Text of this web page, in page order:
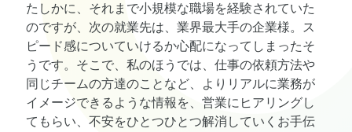
たしかに、それまで小規模な職場を経験されていた
のですが、次の就業先は、業界最大手の企業様。ス
ピード感についていけるか心配になってしまったそ
うです。そこで、私のほうでは、仕事の依頼方法や
同じチームの方達のことなど、よりリアルに業務が
イメージできるような情報を、営業にヒアリングし
てもらい、不安をひとつひとつ解消していくお手伝